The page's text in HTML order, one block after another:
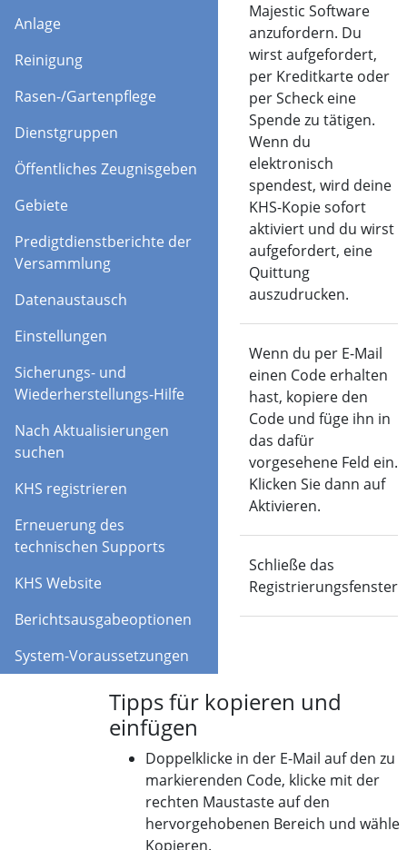
Anlage
Reinigung
Rasen-/Gartenpflege
Dienstgruppen
Öffentliches Zeugnisgeben
Gebiete
Predigtdienstberichte der
Versammlung
Datenaustausch
Einstellungen
Sicherungs- und
Wiederherstellungs-Hilfe
Nach Aktualisierungen
suchen
KHS registrieren
Erneuerung des
technischen Supports
KHS Website
Berichtsausgabeoptionen
System-Voraussetzungen
Majestic Software
anzufordern. Du
wirst aufgefordert,
per Kreditkarte oder
per Scheck eine
Spende zu tätigen.
Wenn du
elektronisch
spendest, wird deine
KHS-Kopie sofort
aktiviert und du wirst
aufgefordert, eine
Quittung
auszudrucken.
Wenn du per E-Mail
einen Code erhalten
hast, kopiere den
Code und füge ihn in
das dafür
vorgesehene Feld ein.
Klicken Sie dann auf
Aktivieren.
Schließe das
Registrierungsfenster
Tipps für kopieren und
einfügen
Doppelklicke in der E-Mail auf den zu
markierenden Code, klicke mit der
rechten Maustaste auf den
hervorgehobenen Bereich und wähle
Kopieren.